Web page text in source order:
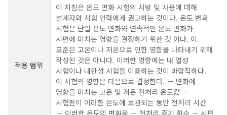
적용 범위
이 지침은 온도 변화 시험의 시방 및 사용에 대해
설계자와 시험 인력에게 권고하는 것이다. 온도 변화
시험은 단일 온도 변화와 연속적인 온도 변화가
시편에 미치는 영향을 결정하기 위한 것 이다. 이
표준은 고온이나 저온으로 인한 영향을 나타내기 위해
작성된 것은 아니다. 이러한 영향에는 내 열성
시험이나 내한성 시험을 이용하는 것이 바람직하다.
이 시험의 영향은 다음으로 결정한다. － 변화에
영향을 미치는 고온 및 저온 전처리 온도값 －
시험편이 이러한 온도에 보관되는 동안 전처리 시간
－ 이러한 온도의 변화율 － 전처리 주기 횟수 － 시편